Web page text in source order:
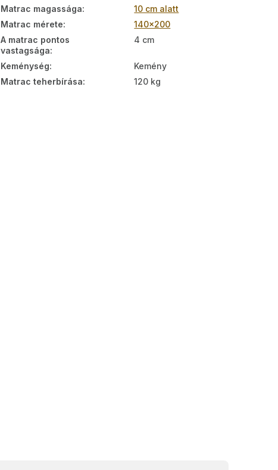
Matrac magassága:
10 cm alatt
Matrac mérete:
140x200
A matrac pontos
vastagsága:
4 cm
Keménység:
Kemény
Matrac teherbírása: 120 kg